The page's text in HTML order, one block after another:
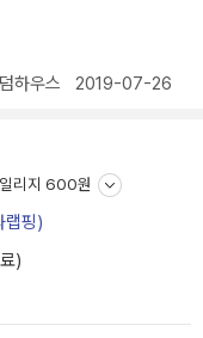
하우스 2019-07-26
리지 600원
랩핑)
)